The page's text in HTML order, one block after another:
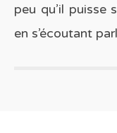
peu qu’il puisse
en s’écoutant